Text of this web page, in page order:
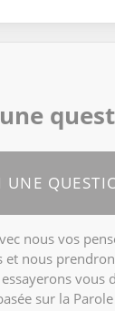
UNE
nous vos
et nous
vous
sur la